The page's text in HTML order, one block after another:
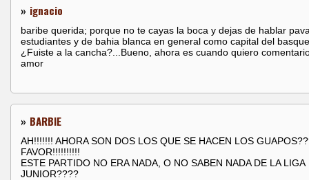
» ignacio
baribe querida; porque no te cayas la boca y dejas de hablar
estudiantes y de bahia blanca en general como capital del
¿Fuiste a la cancha?...Bueno, ahora es cuando quiero
amor
» BARBIE
AH!!!!!!! AHORA SON DOS LOS QUE SE HACEN LOS
FAVOR!!!!!!!!!!
ESTE PARTIDO NO ERA NADA, O NO SABEN NADA DE LA LIGA
JUNIOR????